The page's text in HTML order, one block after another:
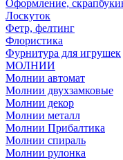
Оформление,
Лоскуток
Фетр, фелтинг
Флористика
Фурнитура для игрушек
МОЛНИИ
Молнии автомат
Молнии двухзамковые
Молнии декор
Молнии металл
Молнии Прибалтика
Молнии спираль
Молнии рулонка